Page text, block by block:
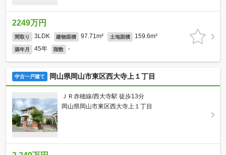
2249万円
間取り 3LDK 建物面積 97.71m² 土地面積 159.6m²
築年月 45年 階数 -
中古一戸建て 岡山県岡山市東区西大寺上１丁目
ＪＲ赤穂線/西大寺駅 徒歩13分
岡山県岡山市東区西大寺上１丁目